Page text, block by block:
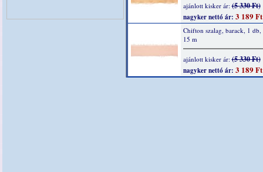
ajánlott kisker ár:(5 330 Ft)
nagyker nettó ár: 3 189 Ft
Chifton szalag, barack, 1
15 m
ajánlott kisker ár:(5 330 Ft)
nagyker nettó ár: 3 189 Ft